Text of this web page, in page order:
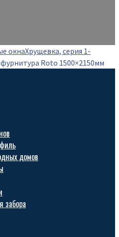
окнаХрущевка, серия 1-
Roto 1500×2150мм
домов
забора